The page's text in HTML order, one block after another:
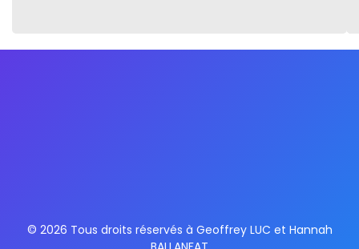
© 2026 Tous droits réservés à Geoffrey LUC et Hannah